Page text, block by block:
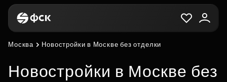
Москва Новостройки в Москве без отделки
Новостройки в Москве без